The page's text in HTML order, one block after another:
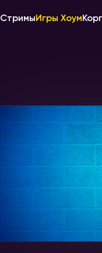
СтримыИгры Хоум